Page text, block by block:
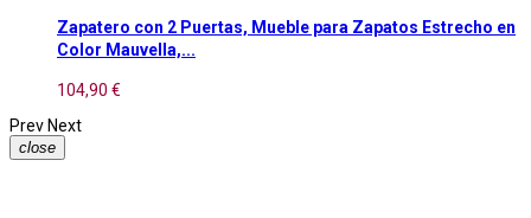
Zapatero con 2 Puertas, Mueble para Zapatos Estrecho en
Color Mauvella,...
104,90 €
Prev Next
close